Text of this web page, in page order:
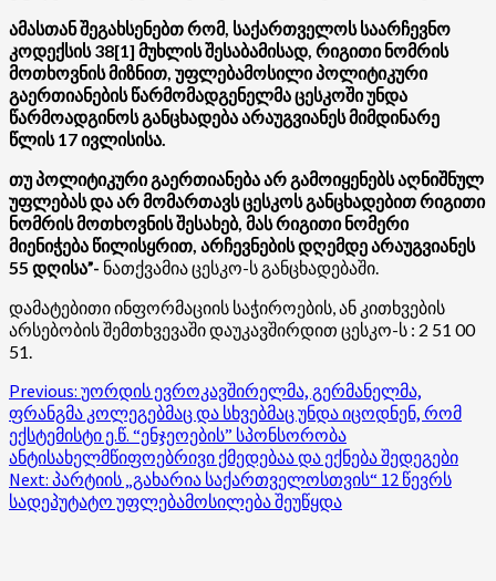
ამასთან შეგახსენებთ რომ, საქართველოს საარჩევნო
კოდექსის 38[1] მუხლის შესაბამისად, რიგითი ნომრის
მოთხოვნის მიზნით, უფლებამოსილი პოლიტიკური
გაერთიანების წარმომადგენელმა ცესკოში უნდა
წარმოადგინოს განცხადება არაუგვიანეს მიმდინარე
წლის 17 ივლისისა.
თუ პოლიტიკური გაერთიანება არ გამოიყენებს აღნიშნულ
უფლებას და არ მომართავს ცესკოს განცხადებით რიგითი
ნომრის მოთხოვნის შესახებ, მას რიგითი ნომერი
მიენიჭება წილისყრით, არჩევნების დღემდე არაუგვიანეს
55 დღისა”- ნათქვამია ცესკო-ს განცხადებაში.
დამატებითი ინფორმაციის საჭიროების, ან კითხვების
არსებობის შემთხვევაში დაუკავშირდით ცესკო-ს : 2 51 00
51.
Post
navigation
Previous: უორდის ევროკავშირელმა, გერმანელმა,
ფრანგმა კოლეგებმაც და სხვებმაც უნდა იცოდნენ, რომ
ექსტემისტი ე.წ. “ენჯეოების” სპონსორობა
ანტისახელმწიფოებრივი ქმედებაა და ექნება შედეგები
Next: პარტიის „გახარია საქართველოსთვის“ 12 წევრს
სადეპუტატო უფლებამოსილება შეუწყდა